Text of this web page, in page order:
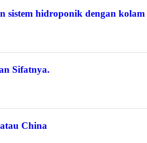
hidroponik dengan
Sifatnya.
China